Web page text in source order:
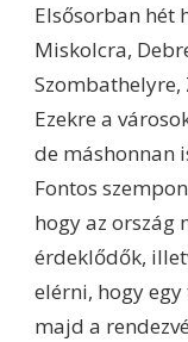
Elsősorban hét
Miskolcra,
Szombathelyre,
Ezekre a
de máshonnan
Fontos
hogy az ország
érdeklődők,
elérni, hogy
majd a